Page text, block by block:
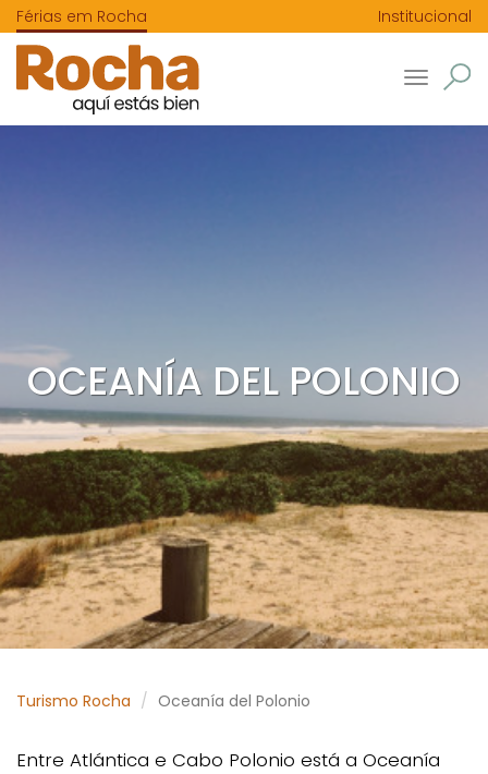
Férias em Rocha Institucional
Toggle
OCEANÍA DEL POLONIO
Turismo Rocha Oceanía del Polonio
Entre Atlántica e Cabo Polonio está a Oceanía